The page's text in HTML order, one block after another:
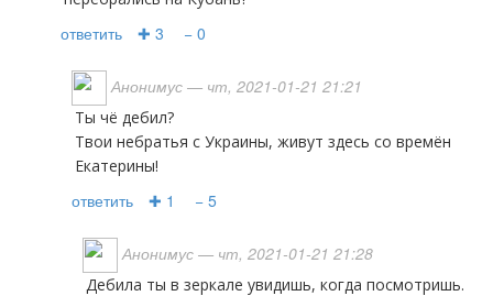
ответить ✚ 3 − 0
Анонимус — чт, 2021-01-21 21:21
Ты чё дебил?
Твои небратья с Украины, живут здесь со времён
Екатерины!
ответить ✚ 1 − 5
Анонимус — чт, 2021-01-21 21:28
Дебила ты в зеркале увидишь, когда посмотришь.